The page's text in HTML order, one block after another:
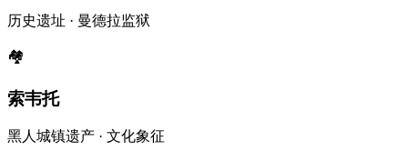
历史遗址 · 曼德拉监狱
🏘️
索韦托
黑人城镇遗产 · 文化象征